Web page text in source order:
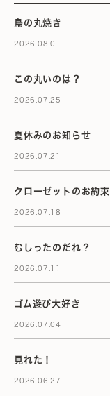
鳥の丸焼き
2026.08.01
この丸いのは？
2026.07.25
夏休みのお知らせ
2026.07.21
クローゼットのお約束
2026.07.18
むしったのだれ？
2026.07.11
ゴム遊び大好き
2026.07.04
見れた！
2026.06.27